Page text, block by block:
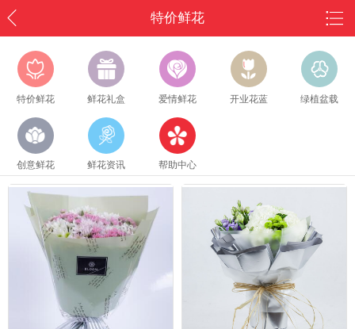
特价鲜花
特价鲜花 鲜花礼盒 爱情鲜花 开业花蓝 绿植盆载
创意鲜花 鲜花资讯 帮助中心